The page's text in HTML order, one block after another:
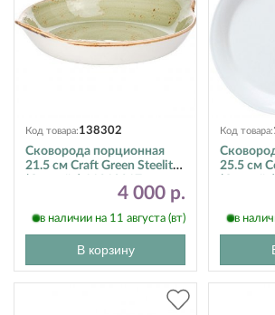
Код товара:138302
Сковорода порционная
21.5 см Craft Green Steelite
4 000 р.
в наличии на 11 августа (вт)
В корзину
Код товара:
25.5 см
в